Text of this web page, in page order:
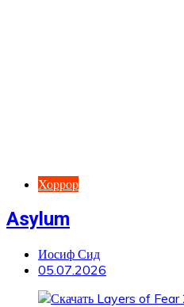
Хоррор
Asylum
Иосиф Сид
05.07.2026